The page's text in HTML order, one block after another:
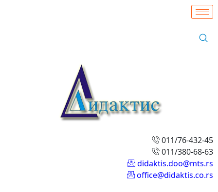
011/76-432-45
011/380-68-63
didaktis.doo@mts.rs
office@didaktis.co.rs